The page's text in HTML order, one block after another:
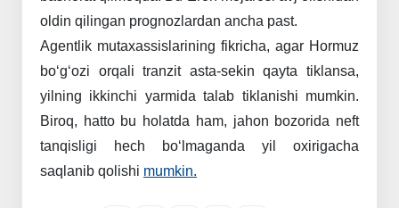
oldin qilingan prognozlardan ancha past.
Agentlik mutaxassislarining fikricha, agar Hormuz
bo‘g‘ozi
orqali tranzit asta-sekin qayta
tiklansa,
yilning ikkinchi yarmida talab tiklanishi mumkin.
Biroq, hatto bu holatda ham, jahon bozorida neft
tanqisligi
hech bo‘lmaganda yil
oxirigacha
saqlanib qolishi mumkin.